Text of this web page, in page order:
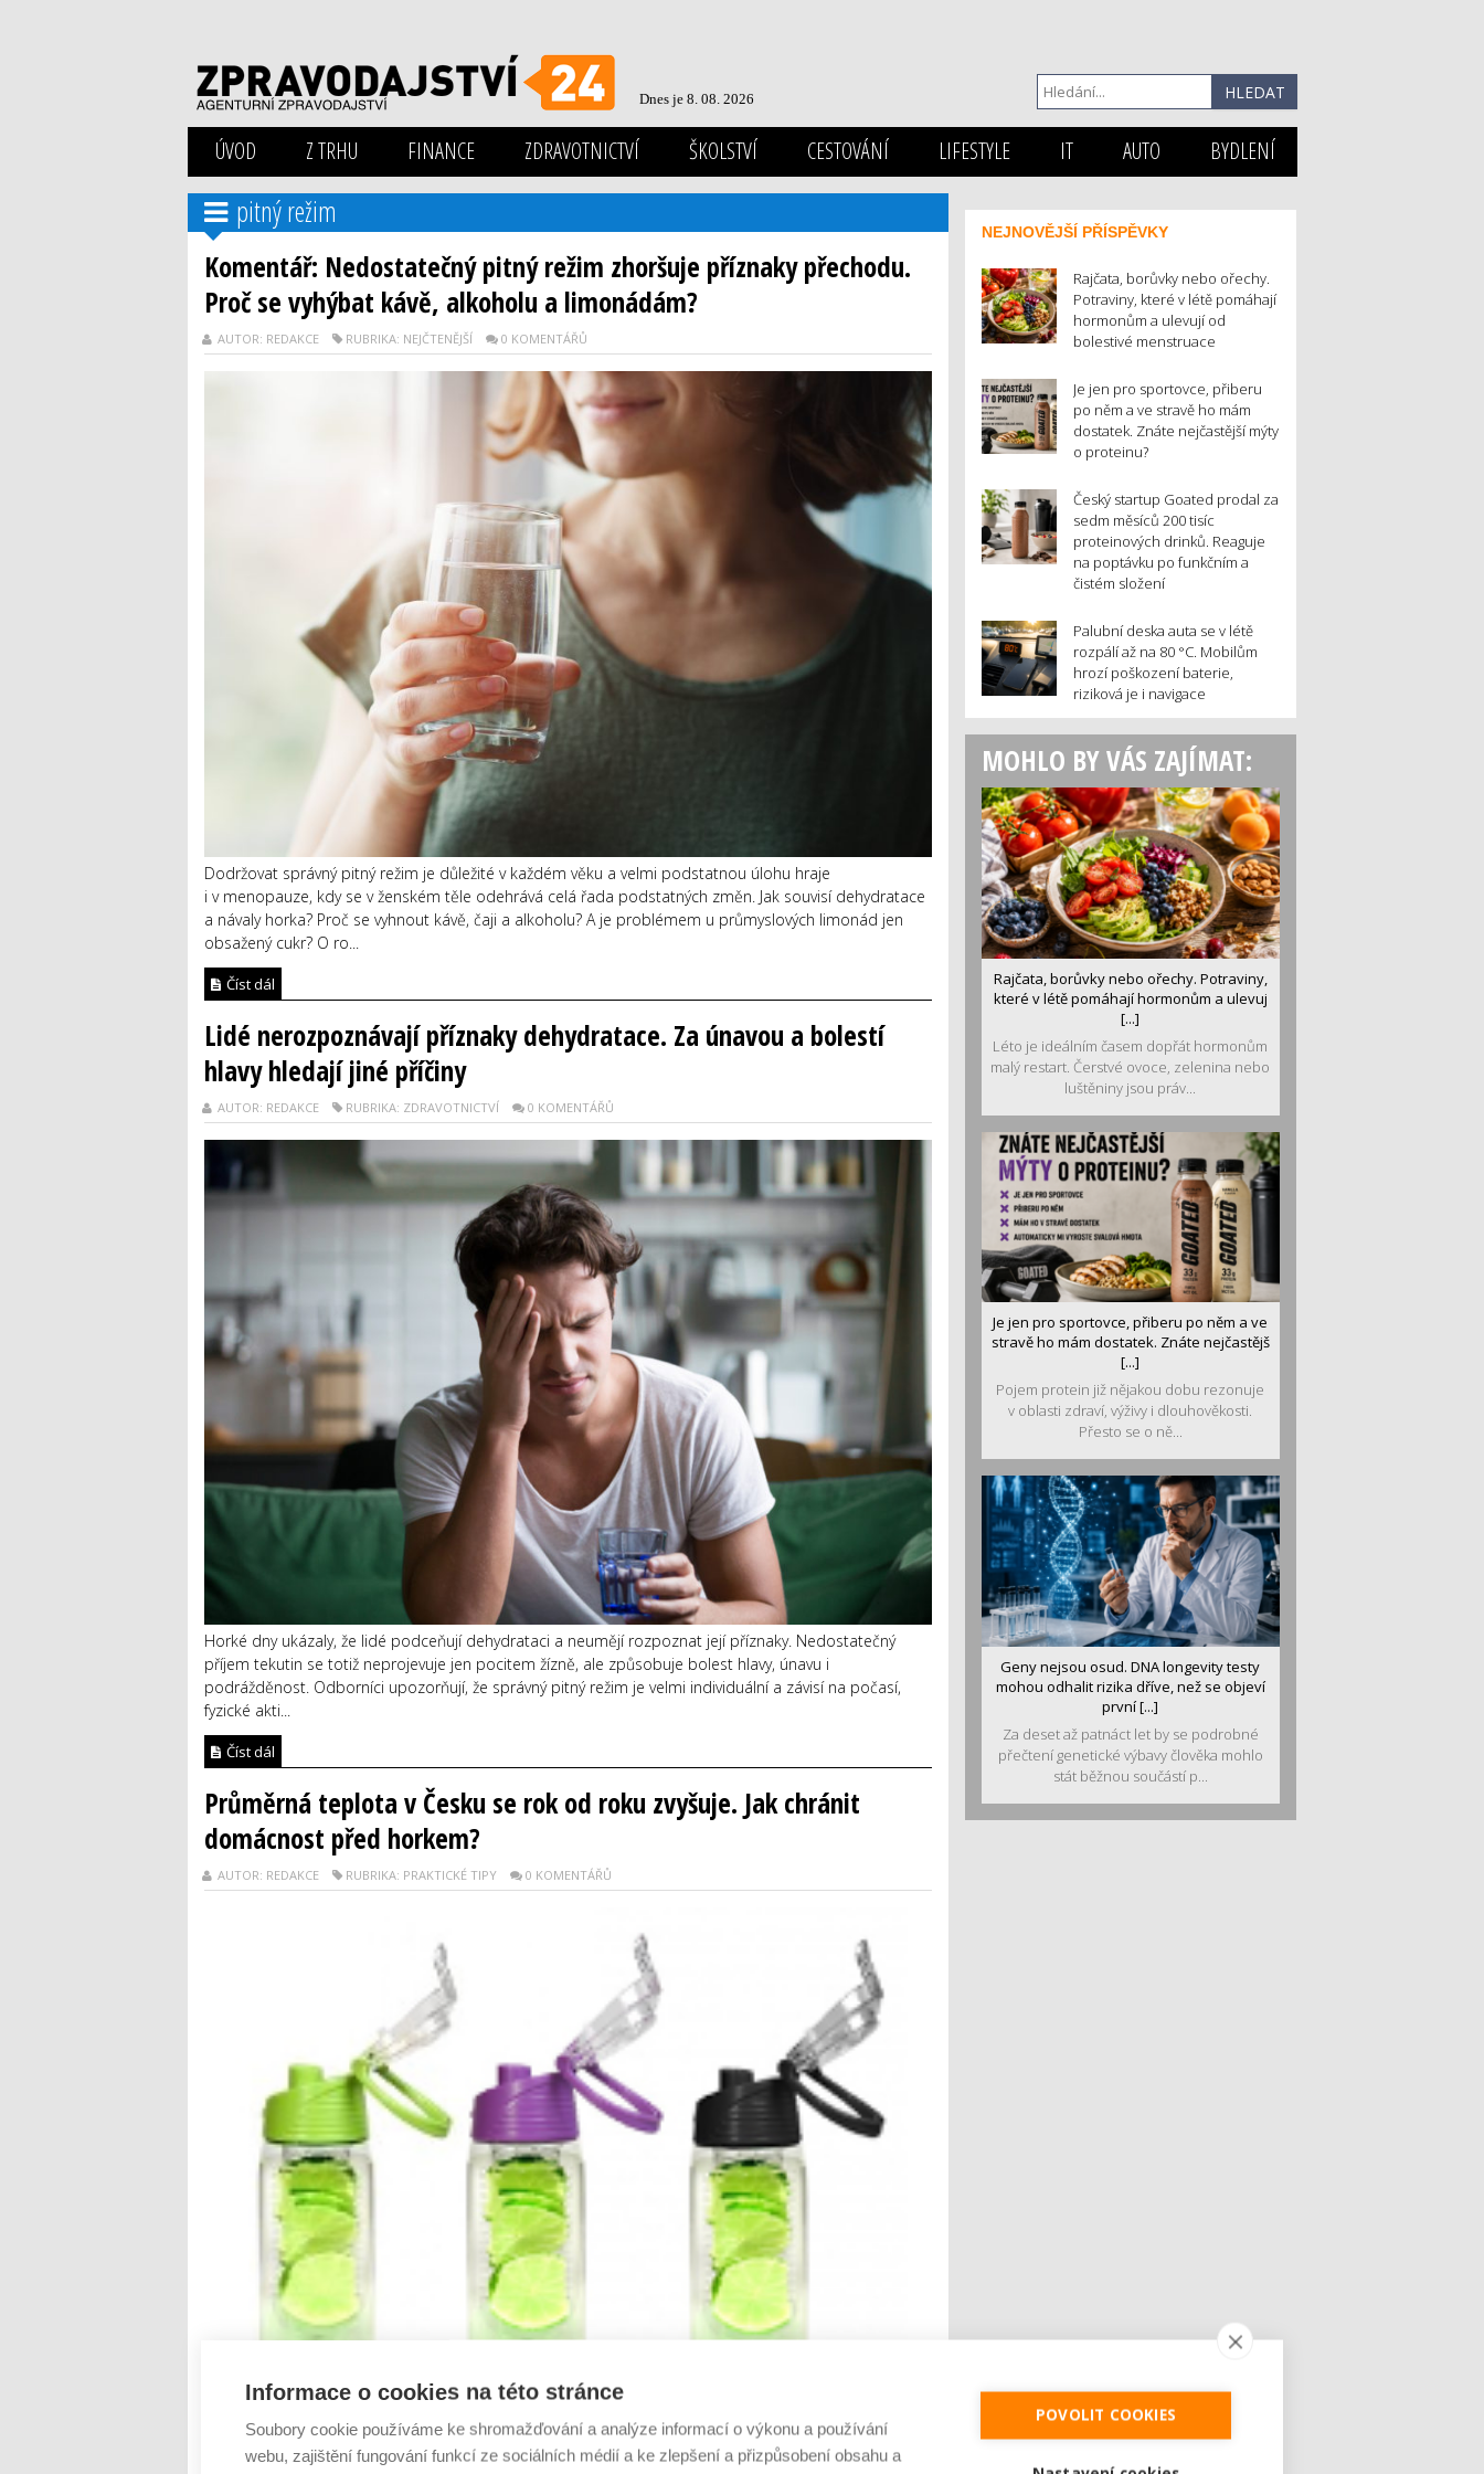
Dnes je 8. 08. 2026
ÚVOD Z TRHU FINANCE ZDRAVOTNICTVÍ ŠKOLSTVÍ CESTOVÁNÍ LIFESTYLE IT AUTO BYDLENÍ
pitný režim
Komentář: Nedostatečný pitný režim zhoršuje příznaky přechodu.
Proč se vyhýbat kávě, alkoholu a limonádám?
AUTOR: REDAKCE RUBRIKA: NEJČTENĚJŠÍ 0 KOMENTÁŘŮ
Dodržovat správný pitný režim je důležité v každém věku a velmi podstatnou úlohu hraje
i v menopauze, kdy se v ženském těle odehrává celá řada podstatných změn. Jak souvisí dehydratace
a návaly horka? Proč se vyhnout kávě, čaji a alkoholu? A je problémem u průmyslových limonád jen
obsažený cukr? O ro...
Číst dál
Lidé nerozpoznávají příznaky dehydratace. Za únavou a bolestí
hlavy hledají jiné příčiny
AUTOR: REDAKCE RUBRIKA: ZDRAVOTNICTVÍ 0 KOMENTÁŘŮ
Horké dny ukázaly, že lidé podceňují dehydrataci a neumějí rozpoznat její příznaky. Nedostatečný
příjem tekutin se totiž neprojevuje jen pocitem žízně, ale způsobuje bolest hlavy, únavu i
podrážděnost. Odborníci upozorňují, že správný pitný režim je velmi individuální a závisí na počasí,
fyzické akti...
Číst dál
Průměrná teplota v Česku se rok od roku zvyšuje. Jak chránit
domácnost před horkem?
AUTOR: REDAKCE RUBRIKA: PRAKTICKÉ TIPY 0 KOMENTÁŘŮ
NEJNOVĚJŠÍ PŘÍSPĚVKY
Rajčata, borůvky nebo ořechy.
Potraviny, které v létě pomáhají
hormonům a ulevují od
bolestivé menstruace
Je jen pro sportovce, přiberu
po něm a ve stravě ho mám
dostatek. Znáte nejčastější mýty
o proteinu?
Český startup Goated prodal za
sedm měsíců 200 tisíc
proteinových drinků. Reaguje
na poptávku po funkčním a
čistém složení
Palubní deska auta se v létě
rozpálí až na 80 °C. Mobilům
hrozí poškození baterie,
riziková je i navigace
MOHLO BY VÁS ZAJÍMAT:
Rajčata, borůvky nebo ořechy. Potraviny,
které v létě pomáhají hormonům a ulevuj
[...]
Léto je ideálním časem dopřát hormonům
malý restart. Čerstvé ovoce, zelenina nebo
luštěniny jsou práv...
Je jen pro sportovce, přiberu po něm a ve
stravě ho mám dostatek. Znáte nejčastějš
[...]
Pojem protein již nějakou dobu rezonuje
v oblasti zdraví, výživy i dlouhověkosti.
Přesto se o ně...
Geny nejsou osud. DNA longevity testy
mohou odhalit rizika dříve, než se objeví
první [...]
Za deset až patnáct let by se podrobné
přečtení genetické výbavy člověka mohlo
stát běžnou součástí p...
Informace o cookies na této stránce
Soubory cookie používáme ke shromažďování a analýze informací o výkonu a používání
webu, zajištění fungování funkcí ze sociálních médií a ke zlepšení a přizpůsobení obsahu a
POVOLIT COOKIES